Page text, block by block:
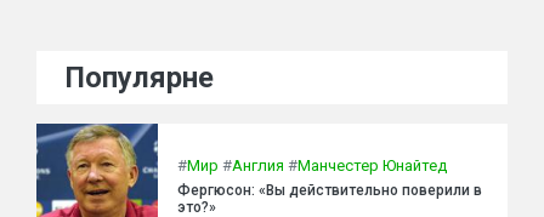
Популярне
#Мир #Англия #Манчестер Юнайтед
Фергюсон: «Вы действительно поверили в
это?»